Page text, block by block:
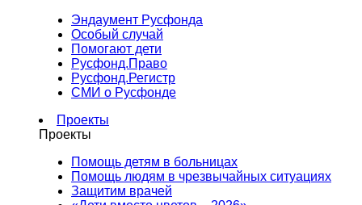
Эндаумент Русфонда
Особый случай
Помогают дети
Русфонд.Право
Русфонд.Регистр
СМИ о Русфонде
Проекты
Проекты
Помощь детям в больницах
Помощь людям в чрезвычайных ситуациях
Защитим врачей